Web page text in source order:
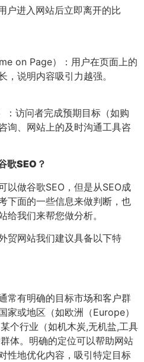
户进入网站后立即离开的比
on Page）：用户在页面上的
，说明内容吸引力越强。
访问者完成预期目标（如购
询、网站上的及时沟通工具咨
歌SEO？
以做谷歌SEO，但是从SEO成
下面的一些信息来做判断，也
给我们来帮您做分析。
贸网站我们建议具备以下特
常有明确的目标市场和客户群
家或地区（如欧洲（Europe）
个行业（如机木炭,无机盐,工具
体。明确的定位可以帮助网站
性地优化内容，吸引特定目标